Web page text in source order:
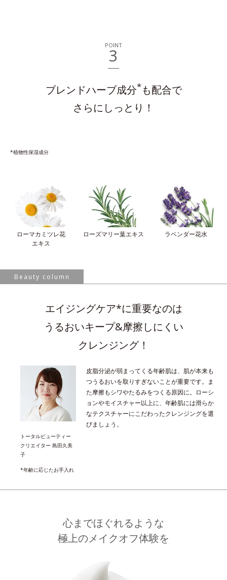
POINT
3
ブレンドハーブ成分*も配合で
さらにしっとり！
*植物性保湿成分
ローマカミツレ花
エキス
ローズマリー葉エキス ラベンダー花水
Beauty column
トータルビューティー
クリエイター 島田久美
子
エイジングケア*に重要なのは
うるおいキープ&摩擦しにくい
クレンジング！
皮脂分泌が弱まってくる年齢肌は、肌が本来も
つうるおいを取りすぎないことが重要です。ま
た摩擦もシワやたるみをつくる原因に。ローシ
ョンやモイスチャー以上に、年齢肌には滑らか
なテクスチャーにこだわったクレンジングを選
びましょう。
*年齢に応じたお手入れ
心までほぐれるような
極上のメイクオフ体験を